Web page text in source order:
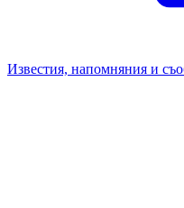
Известия, напомняния и